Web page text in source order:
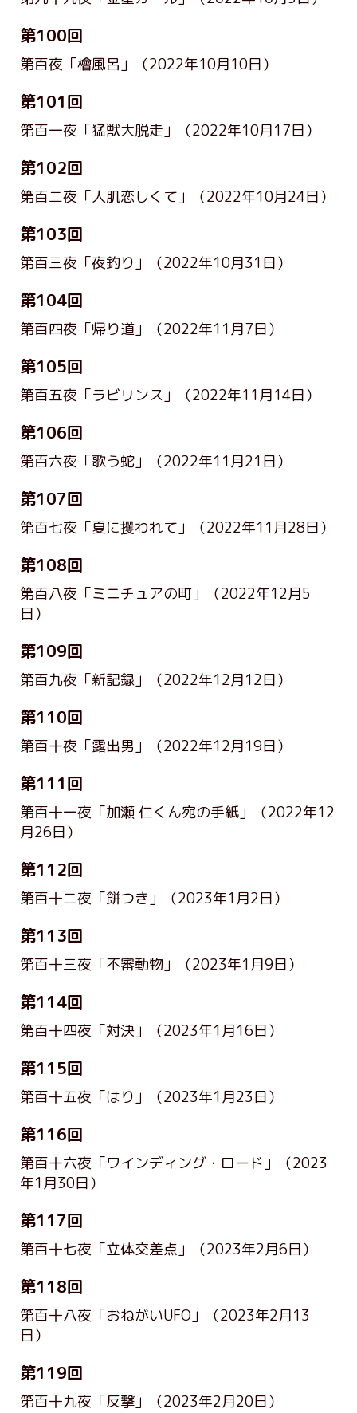
第100回
第百夜「檜風呂」 （2022年10月10日）
第101回
第百一夜「猛獣大脱走」 （2022年10月17日）
第102回
第百二夜「人肌恋しくて」 （2022年10月24日）
第103回
第百三夜「夜釣り」 （2022年10月31日）
第104回
第百四夜「帰り道」 （2022年11月7日）
第105回
第百五夜「ラビリンス」 （2022年11月14日）
第106回
第百六夜「歌う蛇」 （2022年11月21日）
第107回
第百七夜「夏に攫われて」 （2022年11月28日）
第108回
第百八夜「ミニチュアの町」
（2022年12月5
日）
第109回
第百九夜「新記録」 （2022年12月12日）
第110回
第百十夜「露出男」 （2022年12月19日）
第111回
第百十一夜「加瀬 仁くん宛の手紙」
（2022年12
月26日）
第112回
第百十二夜「餅つき」 （2023年1月2日）
第113回
第百十三夜「不審動物」 （2023年1月9日）
第114回
第百十四夜「対決」 （2023年1月16日）
第115回
第百十五夜「はり」 （2023年1月23日）
第116回
第百十六夜「ワインディング・ロード」
（2023
年1月30日）
第117回
第百十七夜「立体交差点」 （2023年2月6日）
第118回
第百十八夜「おねがいUFO」
（2023年2月13
日）
第119回
第百十九夜「反撃」 （2023年2月20日）